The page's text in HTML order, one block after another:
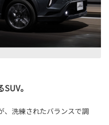
。
、洗練されたバランスで調